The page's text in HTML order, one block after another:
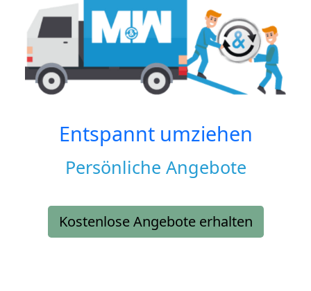
Entspannt umziehen
Persönliche Angebote
Kostenlose Angebote erhalten